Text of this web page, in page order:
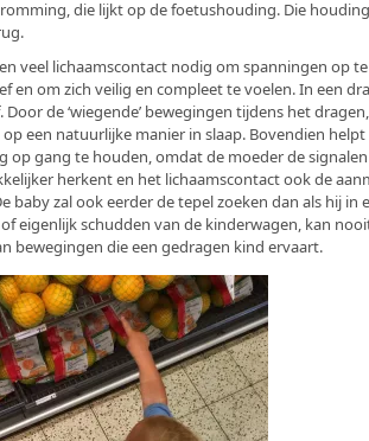
die lijkt op de foetushouding. Die
veel lichaamscontact nodig om spanningen op
en om zich veilig en compleet te voelen. In een
Door de ‘wiegende’ bewegingen tijdens het
een natuurlijke manier in slaap. Bovendien
op gang te houden, omdat de moeder de
herkent en het lichaamscontact ook de
baby zal ook eerder de tepel zoeken dan als hij in
of eigenlijk schudden van de kinderwagen, kan
bewegingen die een gedragen kind ervaart.